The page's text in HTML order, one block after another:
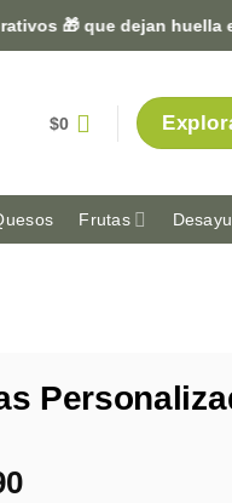
🎁 que dejan huella en
$0
Frutas